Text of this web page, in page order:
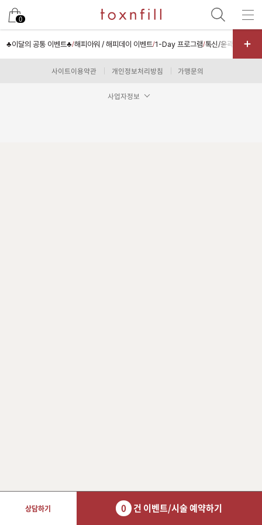
0
♣이달의 공통 이벤트♣/해피아워 / 해피데이 이벤트/1-Day 프로그램/톡신/윤곽주사/필
사이트이용약관 개인정보처리방침 가맹문의
사업자정보
남은 시술/관리권 예약
남은 시술/관리권 종류 선택
장바구니 담기 예약하기
상담하기 0 건 이벤트/시술 예약하기